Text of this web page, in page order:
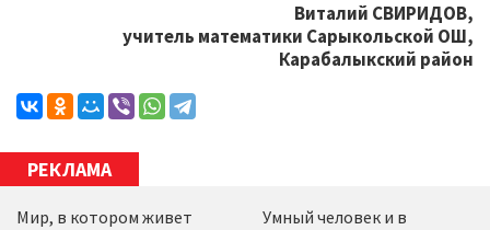
Виталий СВИРИДОВ,
учитель математики Сарыкольской ОШ,
Карабалыкский район
РЕКЛАМА
Мир, в котором живет
Умный человек и в